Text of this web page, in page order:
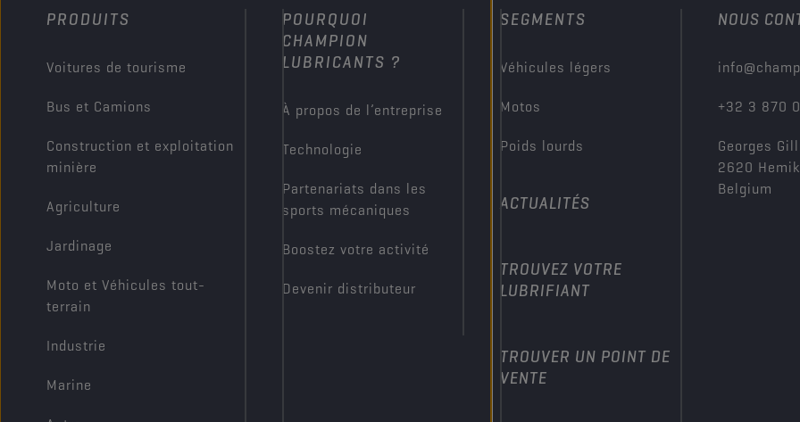
PRODUITS
Voitures de tourisme
Bus et Camions
Construction et exploitation
minière
Agriculture
Jardinage
Moto et Véhicules tout-
terrain
Industrie
Marine
POURQUOI
CHAMPION
LUBRICANTS ?
À propos de l’entreprise
Technologie
Partenariats dans les
sports mécaniques
Boostez votre activité
Devenir distributeur
SEGMENTS
Véhicules légers
Motos
Poids lourds
ACTUALITÉS
TROUVEZ VOTRE
LUBRIFIANT
TROUVER UN POINT DE
VENTE
NOUS
+32 3 870
Georges
2620
Belgium